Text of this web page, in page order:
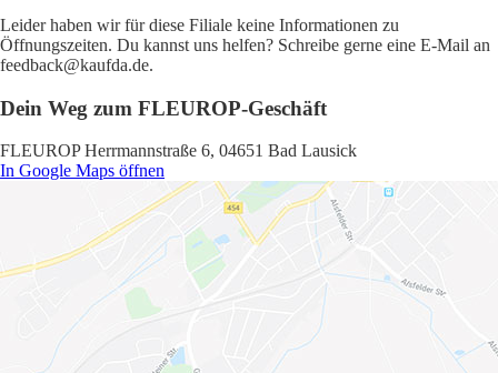
Leider haben wir für diese Filiale keine Informationen zu
Öffnungszeiten. Du kannst uns helfen? Schreibe gerne eine E-Mail an
feedback@kaufda.de.
Dein Weg zum FLEUROP-Geschäft
FLEUROP Herrmannstraße 6, 04651 Bad Lausick
In Google Maps öffnen